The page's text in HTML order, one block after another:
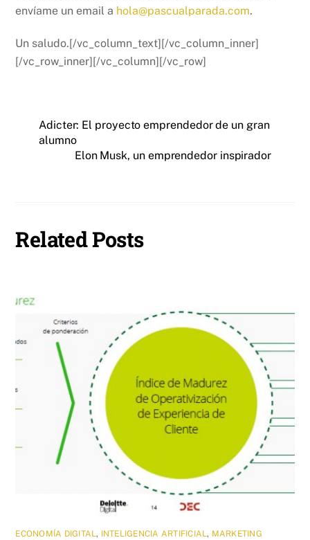
envíame un email a hola@pascualparada.com.
Un saludo.[/vc_column_text][/vc_column_inner]
[/vc_row_inner][/vc_column][/vc_row]
Adicter: El proyecto emprendedor de un gran
alumno
Elon Musk, un emprendedor inspirador
Related Posts
ECONOMÍA DIGITAL, INTELIGENCIA ARTIFICIAL, MARKETING